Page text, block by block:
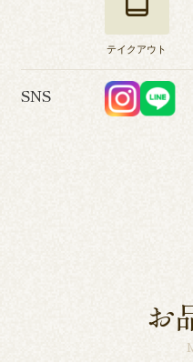
テイクアウト
SNS
お